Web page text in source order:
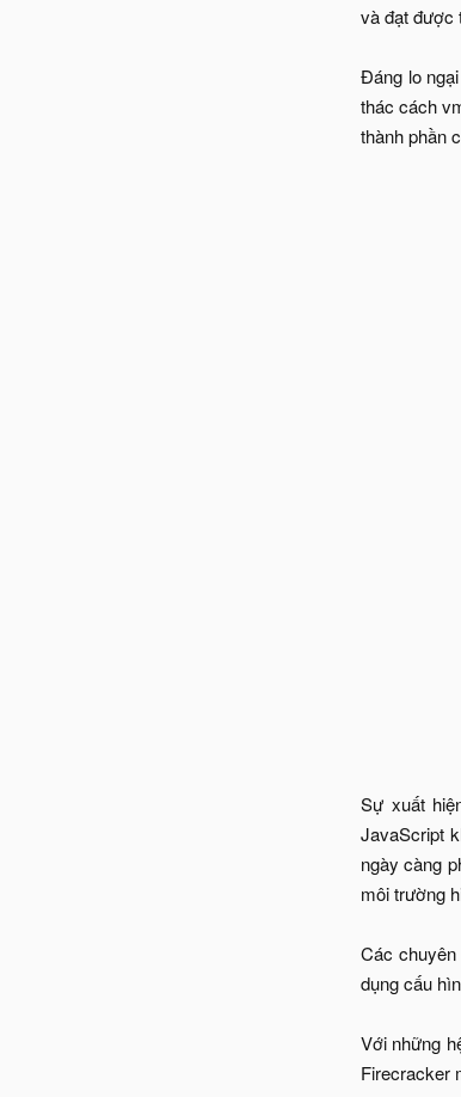
và đạt được
Đáng lo
thác cách
thành phần
Sự xuất
JavaScript
ngày càng
môi trường
Các
dụng cấu
Với những
Firecracker